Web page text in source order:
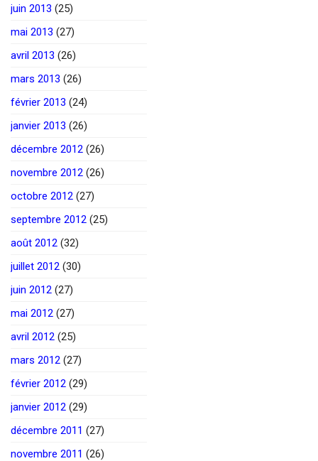
juin 2013 (25)
mai 2013 (27)
avril 2013 (26)
mars 2013 (26)
février 2013 (24)
janvier 2013 (26)
décembre 2012 (26)
novembre 2012 (26)
octobre 2012 (27)
septembre 2012 (25)
août 2012 (32)
juillet 2012 (30)
juin 2012 (27)
mai 2012 (27)
avril 2012 (25)
mars 2012 (27)
février 2012 (29)
janvier 2012 (29)
décembre 2011 (27)
novembre 2011 (26)